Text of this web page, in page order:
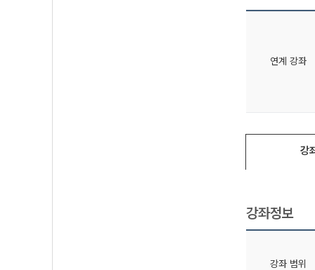
연계 강좌
강
강좌정보
강좌 범위